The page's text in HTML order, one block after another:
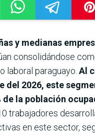
y medianas
consolidándose
laboral paraguayo. Al
del 2026, este
de la población
trabajadores
en este sector,